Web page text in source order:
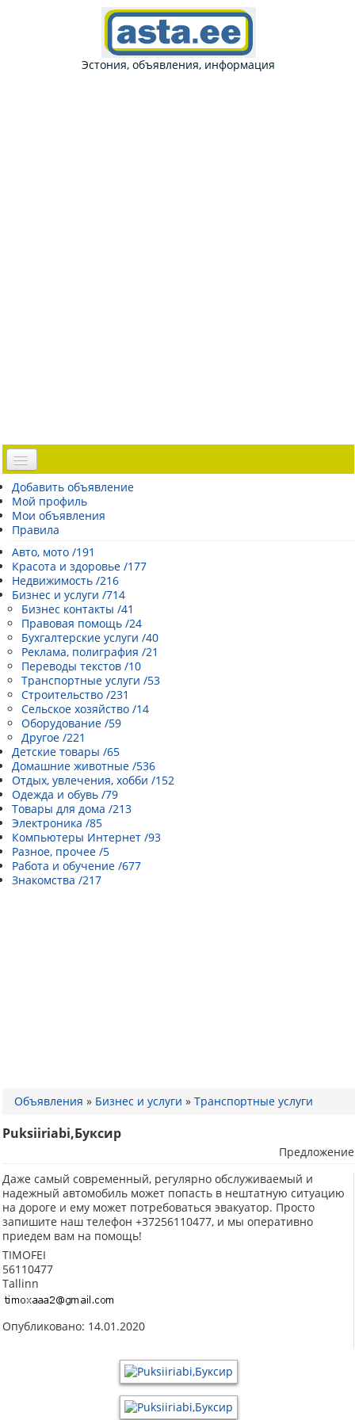
Эстония, объявления, информация
Доска объявлений
Погода Эстонии
Открытки
Каталог сайтов
| Регистрация |
Добавить объявление
Мой профиль
Мои объявления
Правила
Авто, мото /191
Красота и здоровье /177
Недвижимость /216
Бизнес и услуги /714
Бизнес контакты /41
Правовая помощь /24
Бухгалтерские услуги /40
Реклама, полиграфия /21
Переводы текстов /10
Транспортные услуги /53
Строительство /231
Сельское хозяйство /14
Оборудование /59
Другое /221
Детские товары /65
Домашние животные /536
Отдых, увлечения, хобби /152
Одежда и обувь /79
Товары для дома /213
Электроника /85
Компьютеры Интернет /93
Разное, прочее /5
Работа и обучение /677
Знакомства /217
Объявления » Бизнес и услуги » Транспортные услуги
Puksiiriabi,Буксир
Предложение
Даже самый современный, регулярно обслуживаемый и
надежный автомобиль может попасть в нештатную ситуацию
на дороге и ему может потребоваться эвакуатор. Просто
запишите наш телефон +37256110477, и мы оперативно
приедем вам на помощь!
TIMOFEI
56110477
Tallinn
Опубликовано: 14.01.2020